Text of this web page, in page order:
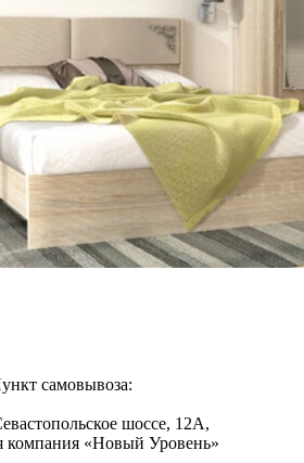
самовывоза:
шоссе, 12А,
компания «Новый Уровень»